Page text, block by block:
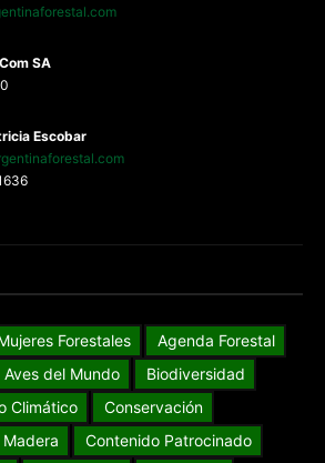
SA
Escobar
Forestales
Agenda Forestal
Aves del Mundo
Biodiversidad
Climático
Conservación
Contenido Patrocinado